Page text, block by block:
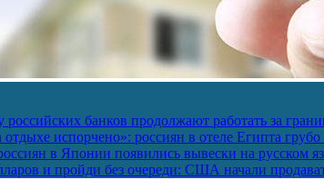
банков продолжают работать за
отдыхе испорчено»: россиян в отеле Египта
в Японии появились вывески на русском
и пройди без очереди: США начали